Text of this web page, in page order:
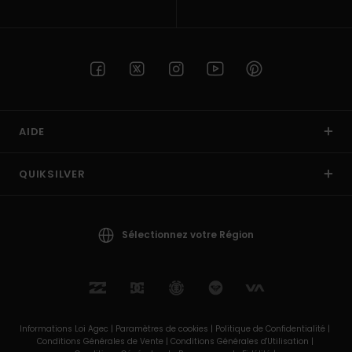
AIDE
QUIKSILVER
Sélectionnez votre Région
Informations Loi Agec | Paramètres de cookies | Politique de Confidentialité |
Conditions Générales de Vente | Conditions Générales d'Utilisation |